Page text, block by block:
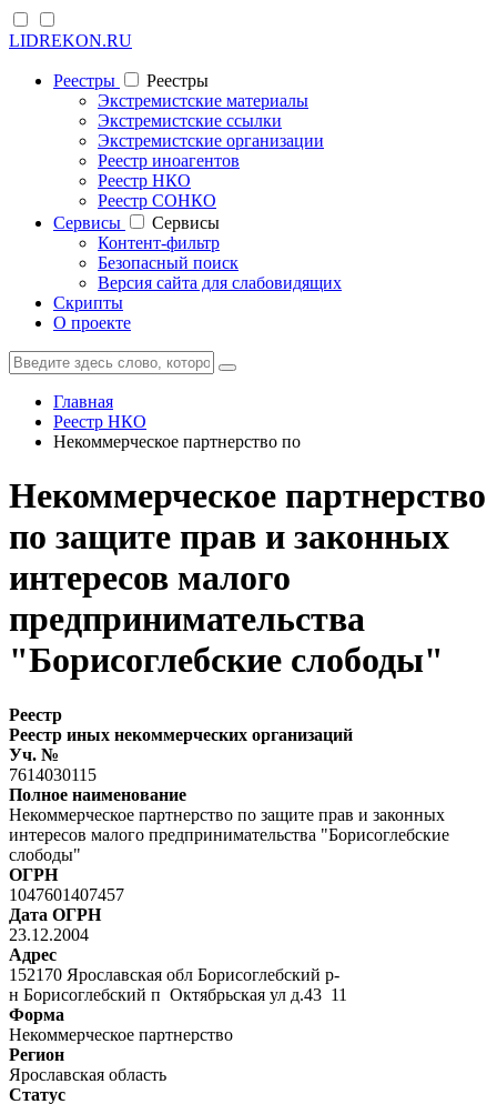
LIDREKON.RU
Реестры
Реестры
Экстремистские материалы
Экстремистские ссылки
Экстремистские организации
Реестр иноагентов
Реестр НКО
Реестр СОНКО
Cервисы
Cервисы
Контент-фильтр
Безопасный поиск
Версия сайта для слабовидящих
Скрипты
О проекте
Главная
Реестр НКО
Некоммерческое партнерство по
Некоммерческое партнерство
по защите прав и законных
интересов малого
предпринимательства
"Борисоглебские слободы"
Реестр
Реестр иных некоммерческих организаций
Уч. №
7614030115
Полное наименование
Некоммерческое партнерство по защите прав и законных
интересов малого предпринимательства "Борисоглебские
слободы"
ОГРН
1047601407457
Дата ОГРН
23.12.2004
Адрес
152170 Ярославская обл Борисоглебский р-
н Борисоглебский п Октябрьская ул д.43 11
Форма
Некоммерческое партнерство
Регион
Ярославская область
Статус